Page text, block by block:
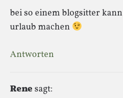
bei so einem blogsitter
urlaub machen
Antworten
Renesagt: